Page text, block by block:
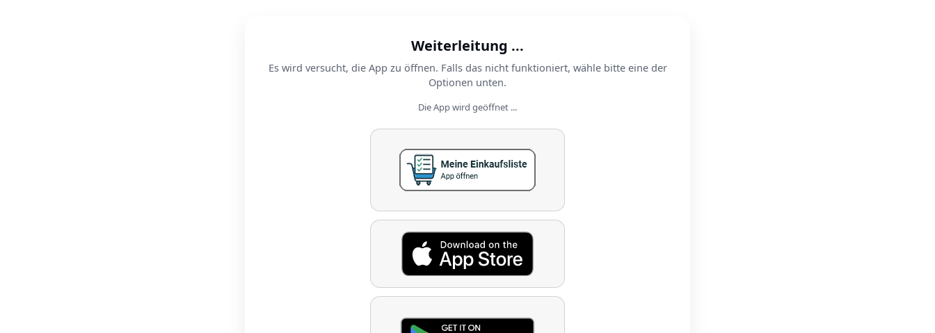
Weiterleitung ...
Es wird versucht, die App zu öffnen. Falls das nicht funktioniert, wähle bitte eine der
Optionen unten.
Die App wird geöffnet ...